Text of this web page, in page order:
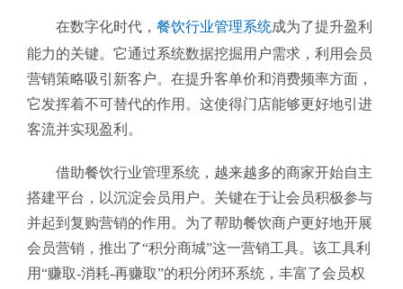
在数字化时代， 餐饮行业管理系统成为了提升盈利
能力的关键。它通过系统数据挖掘用户需求，利用会员
营销策略吸引新客户。在提升客单价和消费频率方面，
它发挥着不可替代的作用。这使得门店能够更好地引进
客流并实现盈利。
借助餐饮行业管理系统，越来越多的商家开始自主
搭建平台，以沉淀会员用户。关键在于让会员积极参与
并起到复购营销的作用。为了帮助餐饮商户更好地开展
会员营销，推出了“积分商城”这一营销工具。该工具利
用“赚取-消耗-再赚取”的积分闭环系统，丰富了会员权